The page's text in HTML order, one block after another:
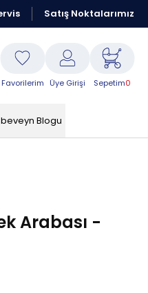
Fiyatına 6 Taksit Fırsatı
Satış Noktalarımız
Favorilerim Üye Girişi Sepetim0
Blogu
Arabası -